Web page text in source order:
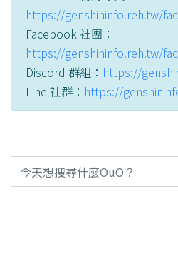
https://genshininfo.reh.tw/
Facebook 社團：
https://genshininfo.reh.tw/
Discord 群組： https://
Line 社群： https://